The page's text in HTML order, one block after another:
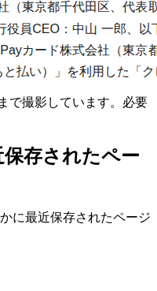
で撮影しています。必要
存されたペー
に最近保存されたページ